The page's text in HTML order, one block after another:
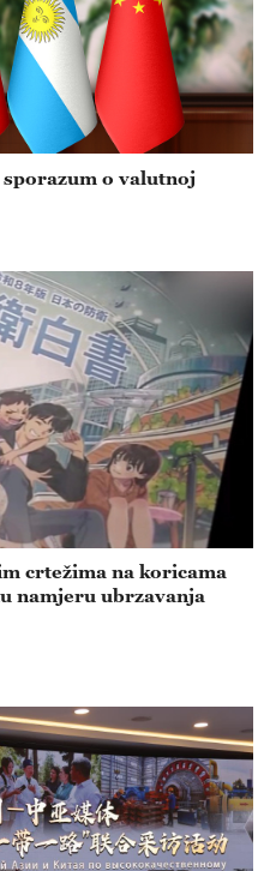
o valutnoj
crtežima na koricama
namjeru ubrzavanja